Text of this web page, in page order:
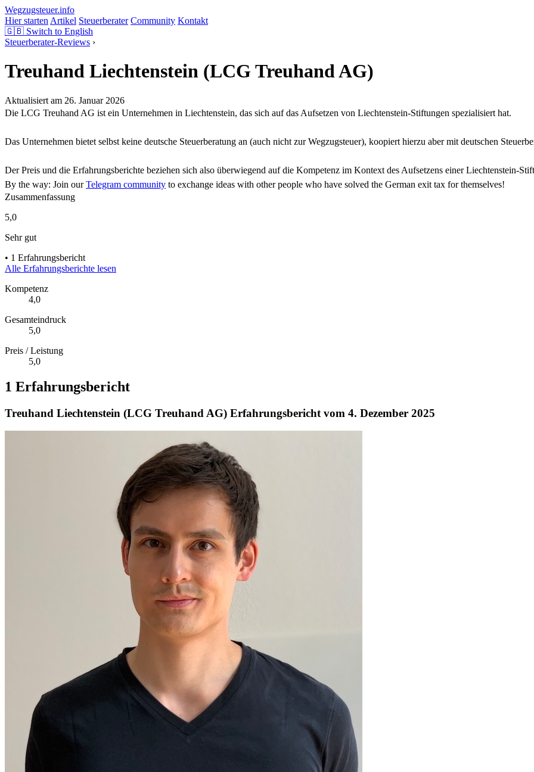
Wegzugsteuer.info
Hier starten Artikel Steuerberater Community Kontakt
🇬🇧 Switch to English
Steuerberater-Reviews ›
Treuhand Liechtenstein (LCG Treuhand AG)
Aktualisiert am 26. Januar 2026
Die LCG Treuhand AG ist ein Unternehmen in Liechtenstein, das sich auf das Aufsetzen von Liechtenstein-Stiftungen spezialisiert hat.
Das Unternehmen bietet selbst keine deutsche Steuerberatung an (auch nicht zur Wegzugsteuer), koopiert hierzu aber mit deutschen
Der Preis und die Erfahrungsberichte beziehen sich also überwiegend auf die Kompetenz im Kontext des Aufsetzens einer Liechtenstein-
By the way: Join ourTelegram community to exchange ideas with other people who have solved the German exit tax for themselves!
Zusammenfassung
5,0
Sehr gut
• 1 Erfahrungsbericht
Alle Erfahrungsberichte lesen
Kompetenz
4,0
Gesamteindruck
5,0
Preis / Leistung
5,0
1 Erfahrungsbericht
Treuhand Liechtenstein (LCG Treuhand AG) Erfahrungsbericht vom 4. Dezember 2025